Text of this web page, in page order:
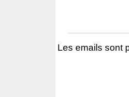
Les emails sont